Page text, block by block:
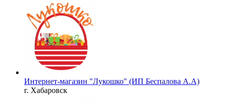
Интернет-магазин "Лукошко" (ИП Беспалова А.А)
г. Хабаровск